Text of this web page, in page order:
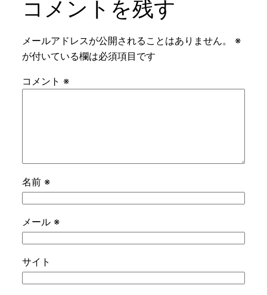
コメントを残す
メールアドレスが公開されることはありません。
※
が付いている欄は必須項目です
コメント ※
名前 ※
メール ※
サイト